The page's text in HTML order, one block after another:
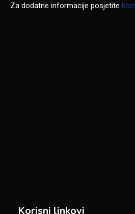
Za dodatne informacije posjetite
Korisni linkovi